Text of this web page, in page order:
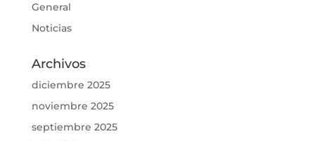
General
Noticias
Archivos
diciembre 2025
noviembre 2025
septiembre 2025